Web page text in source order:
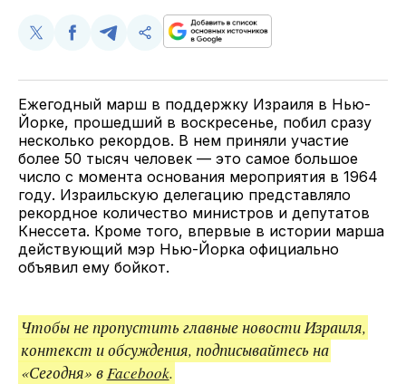
Поделиться
Twitter
Поделиться
Facebook
Поделиться
Telegram
Скопируйте
поделитесь
Ежегодный марш в поддержку Израиля в Нью-
Йорке, прошедший в воскресенье, побил сразу
несколько рекордов. В нем приняли участие
более 50 тысяч человек — это самое большое
число с момента основания мероприятия в 1964
году. Израильскую делегацию представляло
рекордное количество министров и депутатов
Кнессета. Кроме того, впервые в истории марша
действующий мэр Нью-Йорка официально
объявил ему бойкот.
Чтобы не пропустить главные новости Израиля,
контекст и обсуждения, подписывайтесь на
«Сегодня» вFacebook.